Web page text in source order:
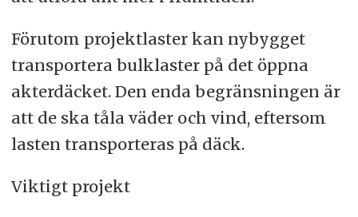
Förutom projektlaster kan nybygget
transportera bulklaster på det öppna
akterdäcket. Den enda begränsningen är
att de ska tåla väder och vind, eftersom
lasten transporteras på däck.
Viktigt projekt